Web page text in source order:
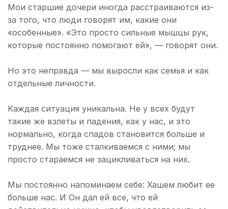
Мои старшие дочери иногда расстраиваются из-
за того, что люди говорят им, какие они
«особенные». «Это просто сильные мышцы рук,
которые постоянно помогают ей», — говорят они.
Но это неправда — мы выросли как семья и как
отдельные личности.
Каждая ситуация уникальна. Не у всех будут
такие же взлеты и падения, как у нас, и это
нормально, когда спадов становится больше и
труднее. Мы тоже сталкиваемся с ними; мы
просто стараемся не зацикливаться на них.
Мы постоянно напоминаем себе: Хашем любит ее
больше нас. И Он дал ей все, что ей